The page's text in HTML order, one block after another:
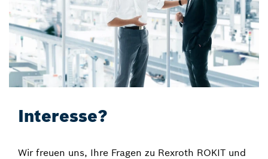
Interesse?
Wir freuen uns, Ihre Fragen zu Rexroth ROKIT und